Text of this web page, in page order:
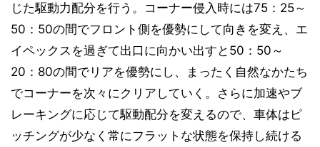
じた駆動力配分を行う。コーナー侵入時には75：25～
50：50の間でフロント側を優勢にして向きを変え、エ
イペックスを過ぎて出口に向かい出すと50：50～
20：80の間でリアを優勢にし、まったく自然なかたち
でコーナーを次々にクリアしていく。さらに加速やブ
レーキングに応じて駆動配分を変えるので、車体はピ
ッチングが少なく常にフラットな状態を保持し続ける